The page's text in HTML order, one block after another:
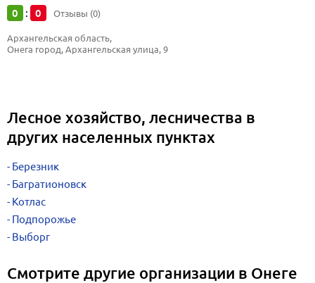
0 : 0 Отзывы (0)
Архангельская область,
Онега город, Архангельская улица, 9
Лесное хозяйство, лесничества в
других населенных пунктах
Березник
Багратионовск
Котлас
Подпорожье
Выборг
Смотрите другие организации в Онеге